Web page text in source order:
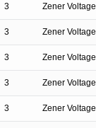
3 Zener
3 Zener
3 Zener
3 Zener
3 Zener